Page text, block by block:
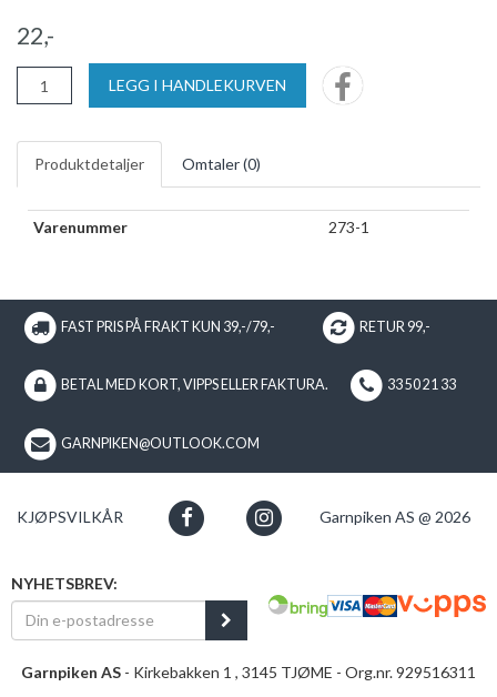
22,-
LEGG I HANDLEKURVEN
Produktdetaljer Omtaler (0)
Varenummer 273-1
FAST PRIS PÅ FRAKT KUN 39,-/79,- RETUR 99,-
BETAL MED KORT, VIPPS ELLER FAKTURA. 33 50 21 33
GARNPIKEN@OUTLOOK.COM
KJØPSVILKÅR Garnpiken AS @ 2026
NYHETSBREV:
Garnpiken AS - Kirkebakken 1 , 3145 TJØME - Org.nr. 929516311